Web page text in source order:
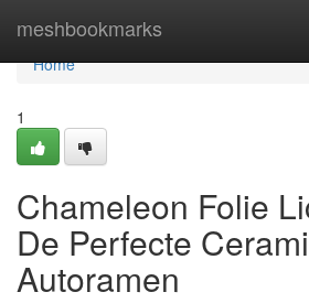
meshbookmarks
Home
Home
1
Chameleon Folie
De Perfecte
Autoramen